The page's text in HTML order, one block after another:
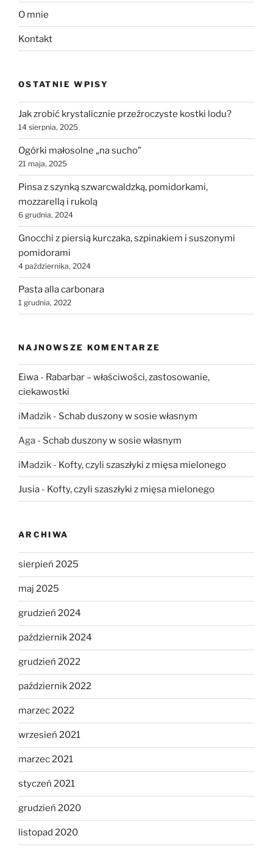
O mnie
Kontakt
OSTATNIE WPISY
Jak zrobić krystalicznie przeźroczyste kostki lodu?
14 sierpnia, 2025
Ogórki małosolne „na sucho”
21 maja, 2025
Pinsa z szynką szwarcwaldzką, pomidorkami,
mozzarellą i rukolą
6 grudnia, 2024
Gnocchi z piersią kurczaka, szpinakiem i suszonymi
pomidorami
4 października, 2024
Pasta alla carbonara
1 grudnia, 2022
NAJNOWSZE KOMENTARZE
Eiwa - Rabarbar – właściwości, zastosowanie,
ciekawostki
iMadzik - Schab duszony w sosie własnym
Aga - Schab duszony w sosie własnym
iMadzik - Kofty, czyli szaszłyki z mięsa mielonego
Jusia - Kofty, czyli szaszłyki z mięsa mielonego
ARCHIWA
sierpień 2025
maj 2025
grudzień 2024
październik 2024
grudzień 2022
październik 2022
marzec 2022
wrzesień 2021
marzec 2021
styczeń 2021
grudzień 2020
listopad 2020